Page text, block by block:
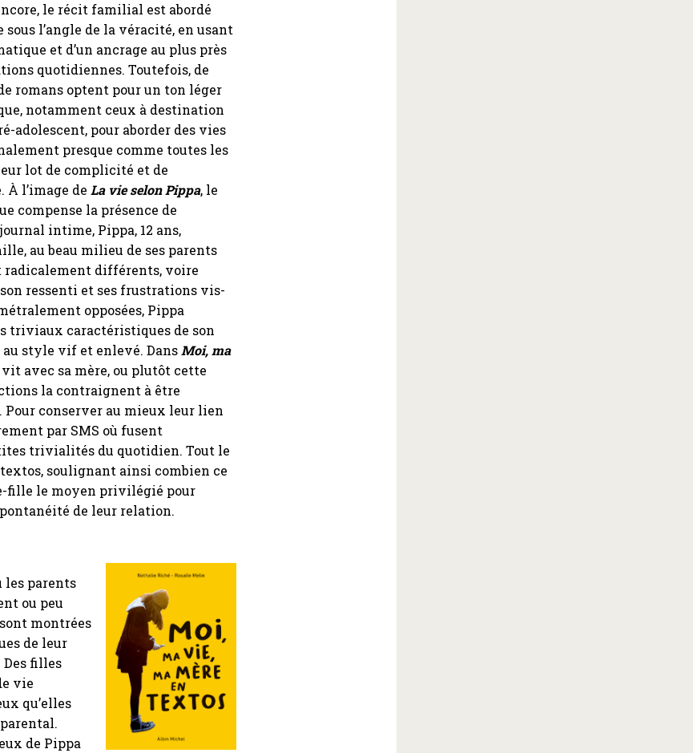
le récit familial est abordé
sous l’angle de la véracité, en usant
et d’un ancrage au plus près
quotidiennes. Toutefois, de
romans optent pour un ton léger
notamment ceux à destination
adolescent, pour aborder des vies
presque comme toutes les
lot de complicité et de
l’image deLa vie selon Pippa, le
compense la présence de
intime, Pippa, 12 ans,
au beau milieu de ses parents
radicalement différents, voire
ressenti et ses frustrations vis-
opposées, Pippa
triviaux caractéristiques de son
au style vif et enlevé. DansMoi, ma
vit avec sa mère, ou plutôt cette
la contraignent à être
Pour conserver au mieux leur lien
par SMS où fusent
trivialités du quotidien. Tout le
soulignant ainsi combien ce
fille le moyen privilégié pour
de leur relation.
les parents
ou peu
montrées
de leur
Des filles
vie
qu’elles
de Pippa